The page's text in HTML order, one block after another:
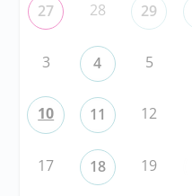
27 28 29
3 4 5
10 11 12
17 18 19